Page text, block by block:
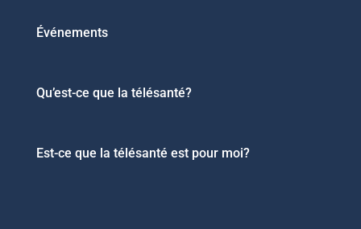
Événements
Qu’est-ce que la télésanté?
Est-ce que la télésanté est pour moi?